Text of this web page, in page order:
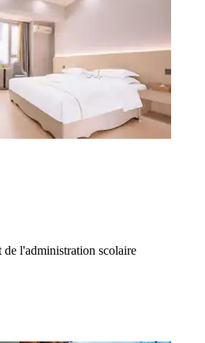
l'administration scolaire